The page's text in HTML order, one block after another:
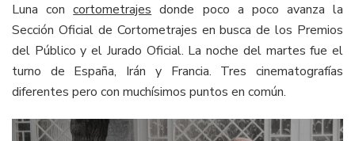
Luna concortometrajes donde poco a poco avanza la
Sección Oficial de Cortometrajes en busca de los Premios
del Público y el Jurado Oficial. La noche del martes fue el
turno de España, Irán y Francia. Tres cinematografías
diferentes pero con muchísimos puntos en común.